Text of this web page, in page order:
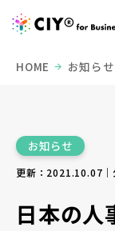
HOME お知らせ
お知らせ
更新：2021.10.07
日本の人